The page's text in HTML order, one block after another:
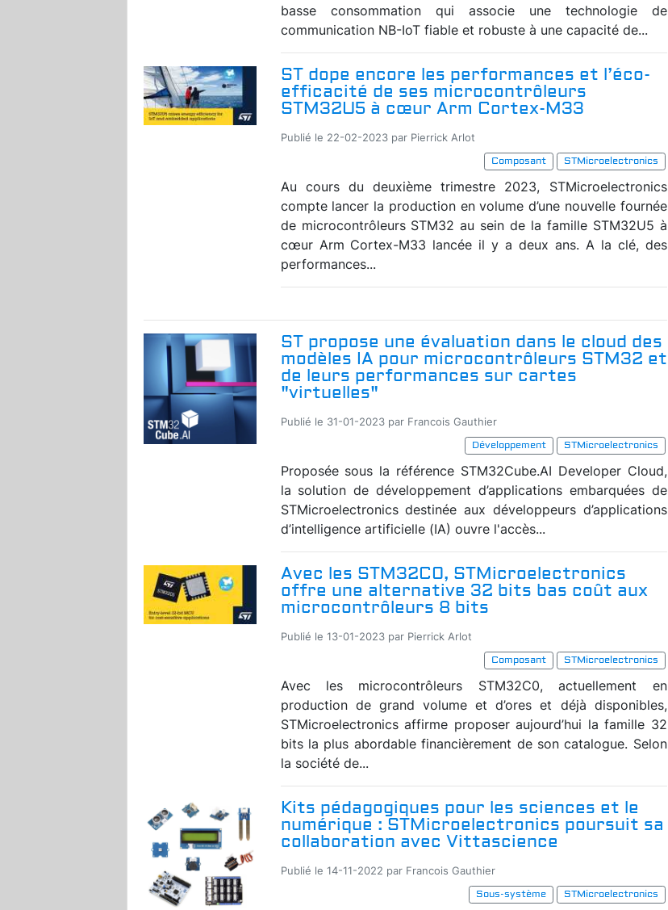
basse consommation qui associe une technologie de
communication NB-IoT fiable et robuste à une capacité de...
ST dope encore les performances et l’éco-
efficacité de ses microcontrôleurs
STM32U5 à cœur Arm Cortex-M33
Publié le 22-02-2023 par Pierrick Arlot
Composant
STMicroelectronics
Au cours du deuxième trimestre 2023, STMicroelectronics
compte lancer la production en volume d’une nouvelle fournée
de microcontrôleurs STM32 au sein de la famille STM32U5 à
cœur Arm Cortex-M33 lancée il y a deux ans. A la clé, des
performances...
ST propose une évaluation dans le cloud des
modèles IA pour microcontrôleurs STM32 et
de leurs performances sur cartes
"virtuelles"
Publié le 31-01-2023 par Francois Gauthier
Développement
STMicroelectronics
Proposée sous la référence STM32Cube.AI Developer Cloud,
la solution de développement d’applications embarquées de
STMicroelectronics destinée aux développeurs d’applications
d’intelligence artificielle (IA) ouvre l'accès...
Avec les STM32C0, STMicroelectronics
offre une alternative 32 bits bas coût aux
microcontrôleurs 8 bits
Publié le 13-01-2023 par Pierrick Arlot
Composant
STMicroelectronics
Avec les microcontrôleurs STM32C0, actuellement en
production de grand volume et d’ores et déjà disponibles,
STMicroelectronics affirme proposer aujourd’hui la famille 32
bits la plus abordable financièrement de son catalogue. Selon
la société de...
Kits pédagogiques pour les sciences et le
numérique : STMicroelectronics poursuit sa
collaboration avec Vittascience
Publié le 14-11-2022 par Francois Gauthier
Sous-système
STMicroelectronics